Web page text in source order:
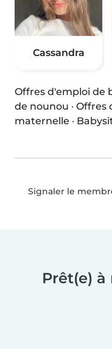
Cassandra
Offres d'emploi de
de nounou · Offres
maternelle ·
Signaler le
Prêt(e) à